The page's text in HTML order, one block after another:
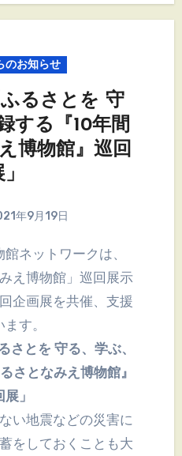
のお知らせ
るさとを 守
する『10年間
博物館』巡回
年9月19日
え博物館」巡回展示
企画展を共催、支援
す。
とを 守る、学ぶ、
さとなみえ博物館』
」
い地震などの災害に
をしておくことも大